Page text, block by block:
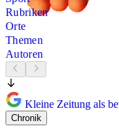
Rubriken
Orte
Themen
Autoren
Kleine Zeitung als
Chronik